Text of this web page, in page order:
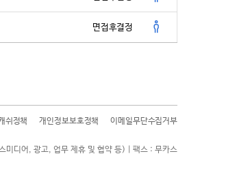
면접후결정
쉬정책 개인정보보호정책 이메일무단수집거부
디어, 광고, 업무 제휴 및 협약 등) | 팩스 : 무카스